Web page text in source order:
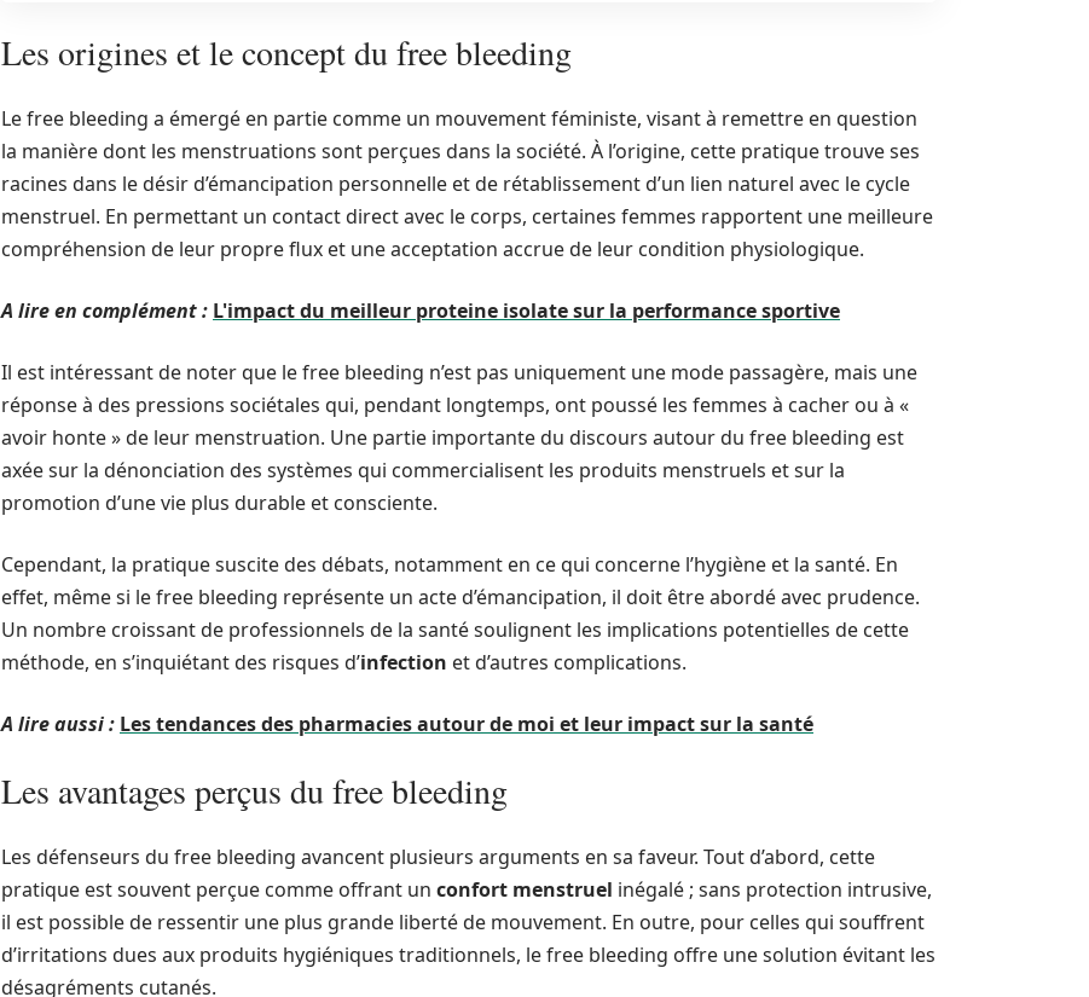
Les origines et le concept du free bleeding
Le free bleeding a émergé en partie comme un mouvement féministe, visant à remettre en question
la manière dont les menstruations sont perçues dans la société. À l’origine, cette pratique trouve ses
racines dans le désir d’émancipation personnelle et de rétablissement d’un lien naturel avec le cycle
menstruel. En permettant un contact direct avec le corps, certaines femmes rapportent une meilleure
compréhension de leur propre flux et une acceptation accrue de leur condition physiologique.
A lire en complément : L'impact du meilleur proteine isolate sur la performance sportive
Il est intéressant de noter que le free bleeding n’est pas uniquement une mode passagère, mais une
réponse à des pressions sociétales qui, pendant longtemps, ont poussé les femmes à cacher ou à «
avoir honte » de leur menstruation. Une partie importante du discours autour du free bleeding est
axée sur la dénonciation des systèmes qui commercialisent les produits menstruels et sur la
promotion d’une vie plus durable et consciente.
Cependant, la pratique suscite des débats, notamment en ce qui concerne l’hygiène et la santé. En
effet, même si le free bleeding représente un acte d’émancipation, il doit être abordé avec prudence.
Un nombre croissant de professionnels de la santé soulignent les implications potentielles de cette
méthode, en s’inquiétant des risques d’infection et d’autres complications.
A lire aussi : Les tendances des pharmacies autour de moi et leur impact sur la santé
Les avantages perçus du free bleeding
Les défenseurs du free bleeding avancent plusieurs arguments en sa faveur. Tout d’abord, cette
pratique est souvent perçue comme offrant un confort menstruel inégalé ; sans protection intrusive,
il est possible de ressentir une plus grande liberté de mouvement. En outre, pour celles qui souffrent
d’irritations dues aux produits hygiéniques traditionnels, le free bleeding offre une solution évitant les
désagréments cutanés.